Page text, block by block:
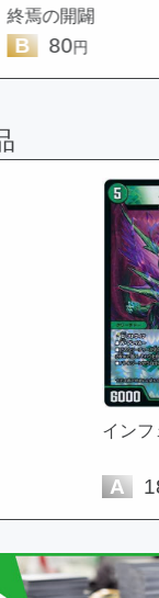
終焉の開闢
B 80円
インフ
A